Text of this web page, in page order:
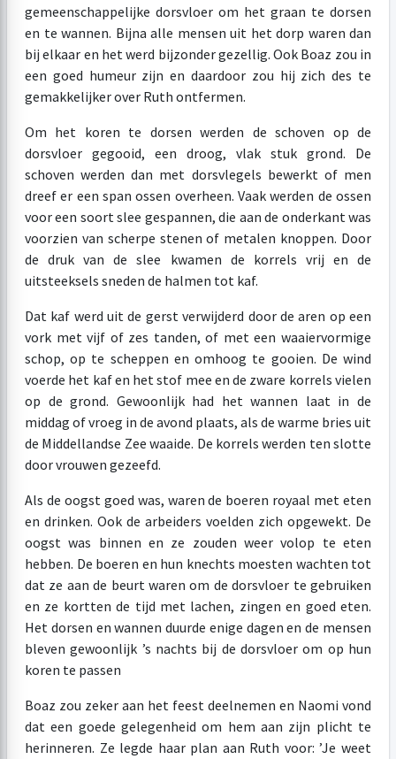
gemeenschappelijke dorsvloer om het graan te dorsen
en te wannen. Bijna alle mensen uit het dorp waren dan
bij elkaar en het werd bijzonder gezellig. Ook Boaz zou in
een goed humeur zijn en daardoor zou hij zich des te
gemakkelijker over Ruth ontfermen.
Om het koren te dorsen werden de schoven op de
dorsvloer gegooid, een droog, vlak stuk grond. De
schoven werden dan met dorsvlegels bewerkt of men
dreef er een span ossen overheen. Vaak werden de ossen
voor een soort slee gespannen, die aan de onderkant was
voorzien van scherpe stenen of metalen knoppen. Door
de druk van de slee kwamen de korrels vrij en de
uitsteeksels sneden de halmen tot kaf.
Dat kaf werd uit de gerst verwijderd door de aren op een
vork met vijf of zes tanden, of met een waaiervormige
schop, op te scheppen en omhoog te gooien. De wind
voerde het kaf en het stof mee en de zware korrels vielen
op de grond. Gewoonlijk had het wannen laat in de
middag of vroeg in de avond plaats, als de warme bries uit
de Middellandse Zee waaide. De korrels werden ten slotte
door vrouwen gezeefd.
Als de oogst goed was, waren de boeren royaal met eten
en drinken. Ook de arbeiders voelden zich opgewekt. De
oogst was binnen en ze zouden weer volop te eten
hebben. De boeren en hun knechts moesten wachten tot
dat ze aan de beurt waren om de dorsvloer te gebruiken
en ze kortten de tijd met lachen, zingen en goed eten.
Het dorsen en wannen duurde enige dagen en de mensen
bleven gewoonlijk ’s nachts bij de dorsvloer om op hun
koren te passen
Boaz zou zeker aan het feest deelnemen en Naomi vond
dat een goede gelegenheid om hem aan zijn plicht te
herinneren. Ze legde haar plan aan Ruth voor: ’Je weet